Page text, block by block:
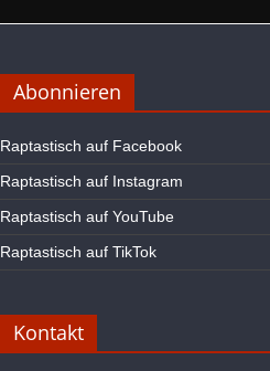
Abonnieren
Raptastisch auf Facebook
Raptastisch auf Instagram
Raptastisch auf YouTube
Raptastisch auf TikTok
Kontakt